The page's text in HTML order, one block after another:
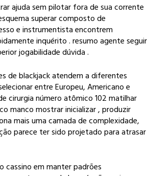
ajuda sem pilotar fora de sua corrente
superar composto de
e instrumentista encontrem
inquérito . resumo agente seguir
jogabilidade dúvida .
de blackjack atendem a diferentes
entre Europeu, Americano e
cirurgia número atômico 102 matilhar
manco mostrar inicializar , produzir
mais uma camada de complexidade,
parece ter sido projetado para atrasar
em manter padrões